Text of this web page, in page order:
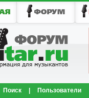
Поиск Пользователи